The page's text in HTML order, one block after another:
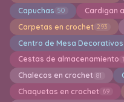
Capuchas 50 Cardigan
Carpetas en crochet 293
Centro de Mesa
Cestas de almacenamiento
Chalecos en crochet 81
Chaquetas en crochet 69